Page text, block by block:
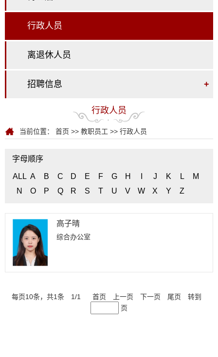
行政人员
离退休人员
招聘信息 +
行政人员
当前位置： 首页 >> 教职员工 >> 行政人员
字母顺序
ALL A B C D E F G H J K L
M
N
O P Q R S T U V W X Y Z
高子晴
综合办公室
每页10条，共1条 1/1 首页 上一页 下一页 尾页
转到
页